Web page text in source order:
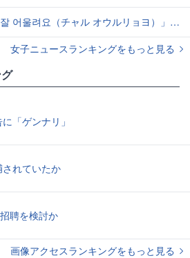
（チャル オウルリョヨ）」の意味は？褒め言葉です♡
女子ニュースランキングをもっと見る
「ゲンナリ」
れていたか
聘を検討か
画像アクセスランキングをもっと見る